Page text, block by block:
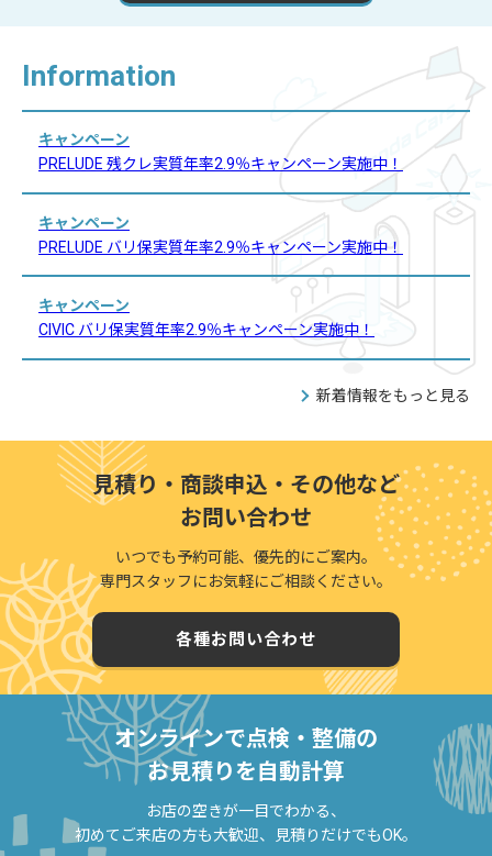
Information
キャンペーン
PRELUDE 残クレ実質年率2.9％キャンペーン実施中！
キャンペーン
PRELUDE バリ保実質年率2.9％キャンペーン実施中！
キャンペーン
CIVIC バリ保実質年率2.9％キャンペーン実施中！
新着情報をもっと見る
見積り・商談申込・その他など
お問い合わせ
いつでも予約可能、優先的にご案内。
専門スタッフにお気軽にご相談ください。
各種お問い合わせ
オンラインで点検・整備の
お見積りを自動計算
お店の空きが一目でわかる、
初めてご来店の方も大歓迎、見積りだけでもOK。